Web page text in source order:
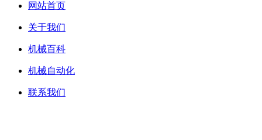
网站首页
关于我们
机械百科
机械自动化
联系我们